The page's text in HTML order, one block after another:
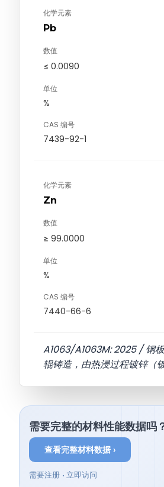
化学元素
Pb
数值
≤ 0.0090
单位
%
CAS 编号
7439-92-1
化学元素
Zn
数值
≥ 99.0000
单位
%
CAS 编号
7440-66-6
A1063/A1063M: 2025 / 钢
辊铸造，由热浸过程镀锌（
需要完整的材料性能数据吗
查看完整材料数据 ›
需要注册 • 立即访问